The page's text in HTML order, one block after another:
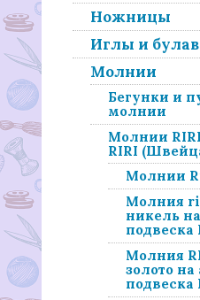
Ножницы
Иглы и
Молнии
Бегунки и
молнии
Молнии
RIRI
Молнии
Молния
никель
подвеска
Молния
золото на
подвеска